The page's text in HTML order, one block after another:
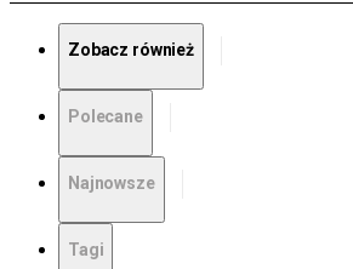
Zobacz również
Polecane
Najnowsze
Tagi